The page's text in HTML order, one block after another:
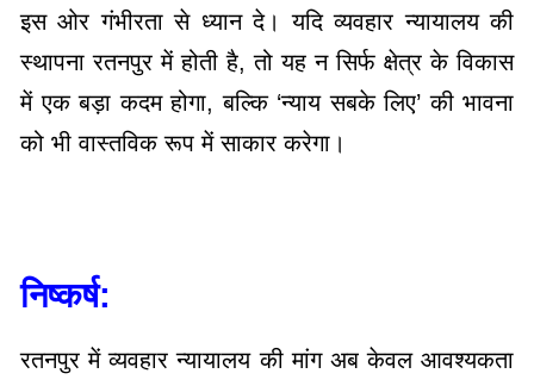
इस ओर गंभीरता से ध्यान दे। यदि व्यवहार न्यायालय की
स्थापना रतनपुर में होती है, तो यह न सिर्फ क्षेत्र के विकास
में एक बड़ा कदम होगा, बल्कि ‘न्याय सबके लिए’ की भावना
को भी वास्तविक रूप में साकार करेगा।
निष्कर्ष:
रतनपुर में व्यवहार न्यायालय की मांग अब केवल आवश्यकता